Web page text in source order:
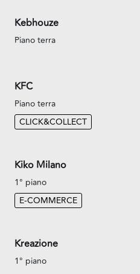
Kebhouze
Piano terra
KFC
Piano terra
CLICK&COLLECT
Kiko Milano
1° piano
E-COMMERCE
Kreazione
1° piano